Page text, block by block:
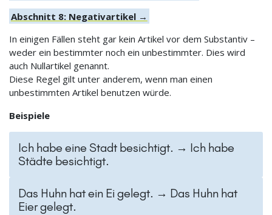
Abschnitt 8: Negativartikel →
In einigen Fällen steht gar kein Artikel vor dem Substantiv –
weder ein bestimmter noch ein unbestimmter. Dies wird
auch Nullartikel genannt.
Diese Regel gilt unter anderem, wenn man einen
unbestimmten Artikel benutzen würde.
Beispiele
Ich habe eine Stadt besichtigt. → Ich habe
Städte besichtigt.
Das Huhn hat ein Ei gelegt. → Das Huhn hat
Eier gelegt.